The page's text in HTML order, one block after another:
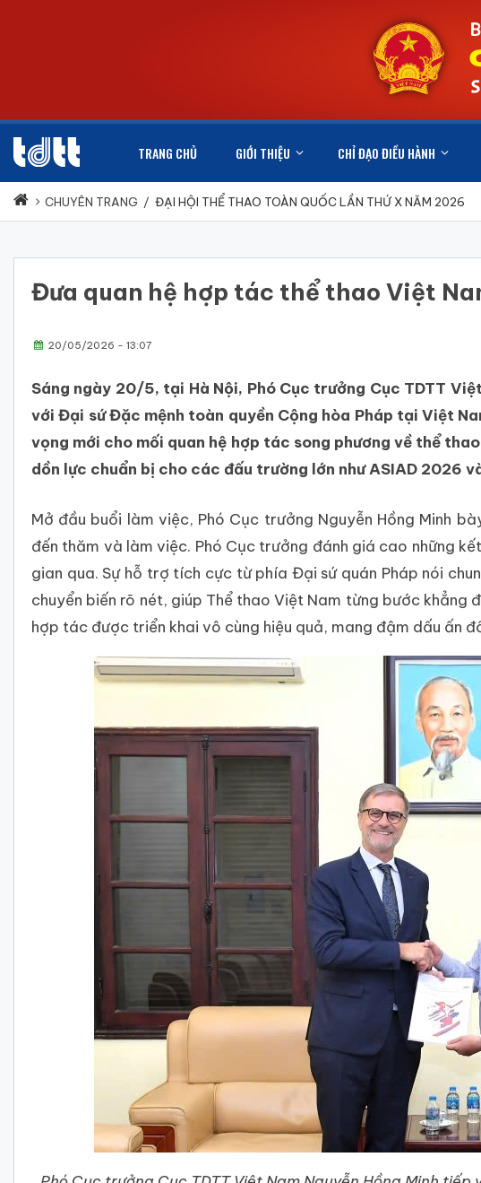
TRANG CHỦ GIỚI THIỆU CHỈ ĐẠO ĐIỀU HÀNH
CHUYÊN TRANG / ĐẠI HỘI THỂ THAO TOÀN QUỐC LẦN THỨ X NĂM 2026
Đưa quan hệ hợp tác thể thao Việt
20/05/2026 - 13:07
Sáng ngày 20/5, tại Hà Nội, Phó Cục trưởng Cục TDTT
với Đại sứ Đặc mệnh toàn quyền Cộng hòa Pháp tại Việt
vọng mới cho mối quan hệ hợp tác song phương về thể
dồn lực chuẩn bị cho các đấu trường lớn như ASIAD 2026
Mở đầu buổi làm việc, Phó Cục trưởng Nguyễn Hồng Minh
đến thăm và làm việc. Phó Cục trưởng đánh giá cao những
gian qua. Sự hỗ trợ tích cực từ phía Đại sứ quán Pháp nói
chuyển biến rõ nét, giúp Thể thao Việt Nam từng bước
hợp tác được triển khai vô cùng hiệu quả, mang đậm dấu ấn